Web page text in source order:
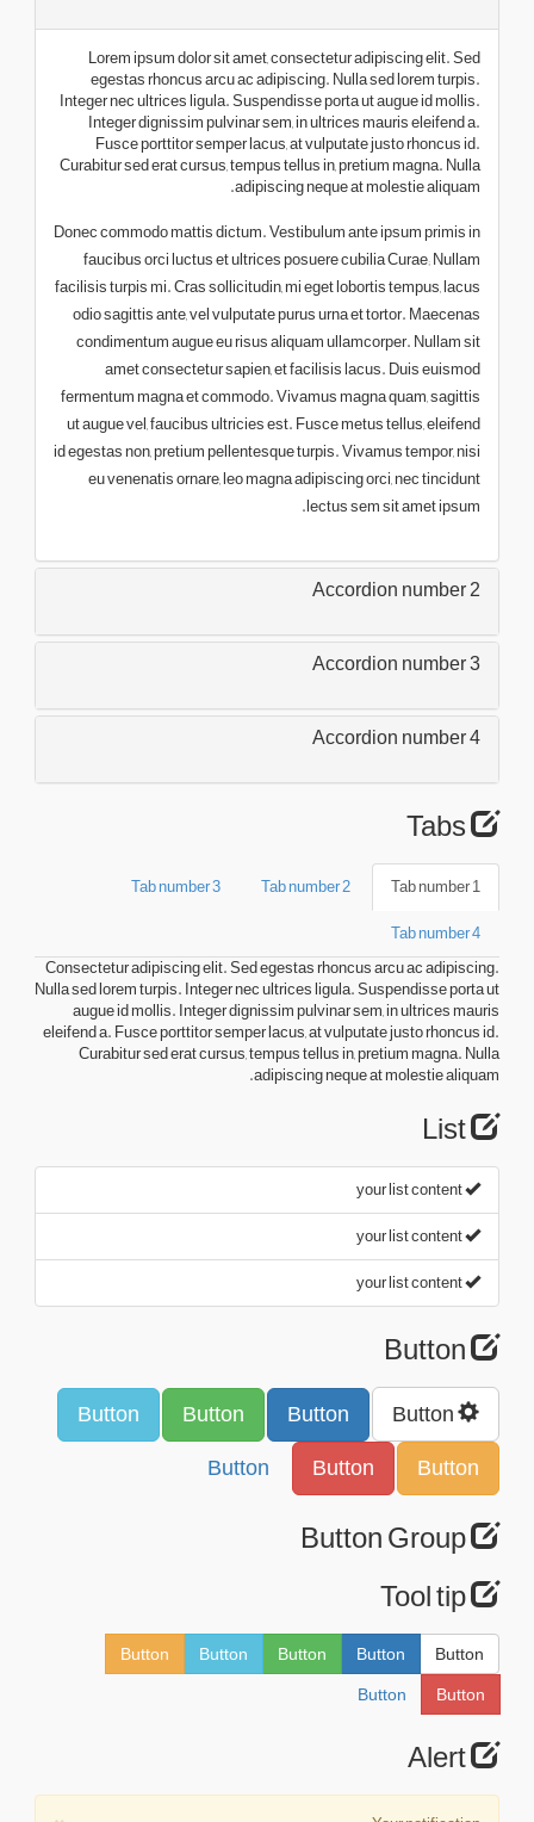
Lorem ipsum dolor sit amet, consectetur adipiscing elit. Sed
egestas rhoncus arcu ac adipiscing. Nulla sed lorem turpis.
Integer nec ultrices ligula. Suspendisse porta ut augue id mollis.
Integer dignissim pulvinar sem, in ultrices mauris eleifend a.
Fusce porttitor semper lacus, at vulputate justo rhoncus id.
Curabitur sed erat cursus, tempus tellus in, pretium magna. Nulla
adipiscing neque at molestie aliquam.
Donec commodo mattis dictum. Vestibulum ante ipsum primis in
faucibus orci luctus et ultrices posuere cubilia Curae; Nullam
facilisis turpis mi. Cras sollicitudin, mi eget lobortis tempus, lacus
odio sagittis ante, vel vulputate purus urna et tortor. Maecenas
condimentum augue eu risus aliquam ullamcorper. Nullam sit
amet consectetur sapien, et facilisis lacus. Duis euismod
fermentum magna et commodo. Vivamus magna quam, sagittis
ut augue vel, faucibus ultricies est. Fusce metus tellus, eleifend
id egestas non, pretium pellentesque turpis. Vivamus tempor, nisi
eu venenatis ornare, leo magna adipiscing orci, nec tincidunt
lectus sem sit amet ipsum.
Accordion number 2
Accordion number 3
Accordion number 4
Tab number 1
Tab number 2
Tab number 3
Tab number 4
Consectetur adipiscing elit. Sed egestas rhoncus arcu ac adipiscing.
Nulla sed lorem turpis. Integer nec ultrices ligula. Suspendisse porta ut
augue id mollis. Integer dignissim pulvinar sem, in ultrices mauris
eleifend a. Fusce porttitor semper lacus, at vulputate justo rhoncus id.
Curabitur sed erat cursus, tempus tellus in, pretium magna. Nulla
adipiscing neque at molestie aliquam.
Button
Button
Button
Button
Button
Button
Button
Button
Button
Button
Button
Button
Button